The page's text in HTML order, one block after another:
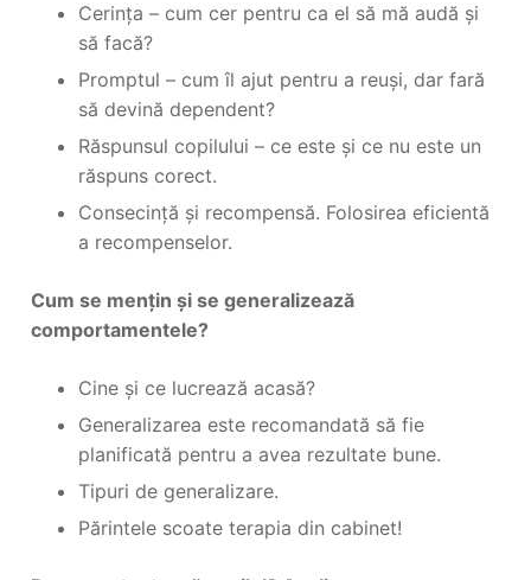
Cerința – cum cer pentru ca el să mă audă și
să facă?
Promptul – cum îl ajut pentru a reuși, dar fară
să devină dependent?
Răspunsul copilului – ce este și ce nu este un
răspuns corect.
Consecință și recompensă. Folosirea eficientă
a recompenselor.
Cum se mențin și se generalizează
comportamentele?
Cine și ce lucrează acasă?
Generalizarea este recomandată să fie
planificată pentru a avea rezultate bune.
Tipuri de generalizare.
Părintele scoate terapia din cabinet!